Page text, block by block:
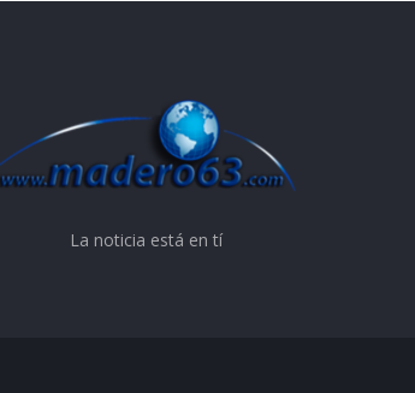
La noticia está en tí